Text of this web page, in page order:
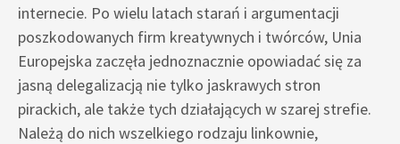
internecie. Po wielu latach starań i argumentacji
poszkodowanych firm kreatywnych i twórców, Unia
Europejska zaczęła jednoznacznie opowiadać się za
jasną delegalizacją nie tylko jaskrawych stron
pirackich, ale także tych działających w szarej strefie.
Należą do nich wszelkiego rodzaju linkownie,